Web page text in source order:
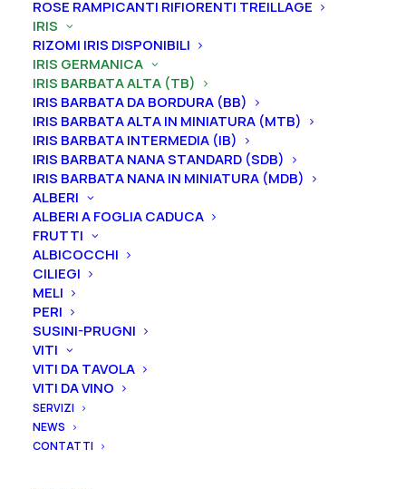
ROSE RAMPICANTI RIFIORENTI TREILLAGE
IRIS
RIZOMI IRIS DISPONIBILI
IRIS GERMANICA
IRIS BARBATA ALTA (TB)
IRIS BARBATA DA BORDURA (BB)
IRIS BARBATA ALTA IN MINIATURA (MTB)
IRIS BARBATA INTERMEDIA (IB)
IRIS BARBATA NANA STANDARD (SDB)
IRIS BARBATA NANA IN MINIATURA (MDB)
ALBERI
ALBERI A FOGLIA CADUCA
FRUTTI
ALBICOCCHI
CILIEGI
MELI
PERI
SUSINI-PRUGNI
VITI
VITI DA TAVOLA
VITI DA VINO
SERVIZI
NEWS
CONTATTI
ali viola brillante con una piccola macchia bianca
sotto la barba
tardiva.
Le piante diIris in vasosono disponibili in
periodomentre i rizomidiIrissono disponibili solo
nel periodo che vada luglio a settembre.
Formato
Iris
germanica
"Bal
Masqué"
quantità
Ordina subito questo prodotto!
Puoi acquistare ora questo prodotto contattandoci e
indicando la dimensione del vaso desiderata e la
quantità